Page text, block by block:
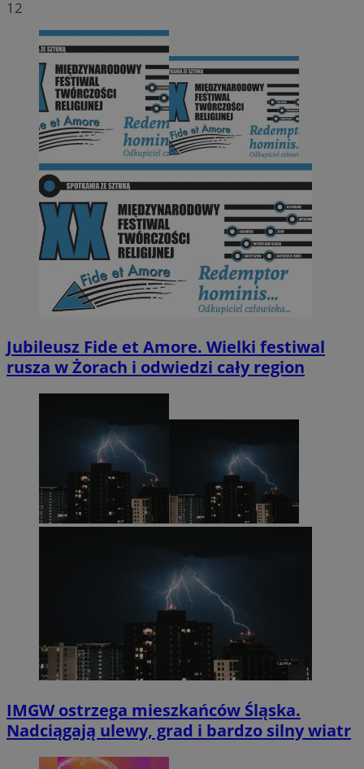
12
Jubileusz Fide et Amore. Wielki festiwal
rusza w Żorach i odwiedzi cały region
IMGW ostrzega mieszkańców Śląska.
Nadciągają ulewy, grad i bardzo silny wiatr